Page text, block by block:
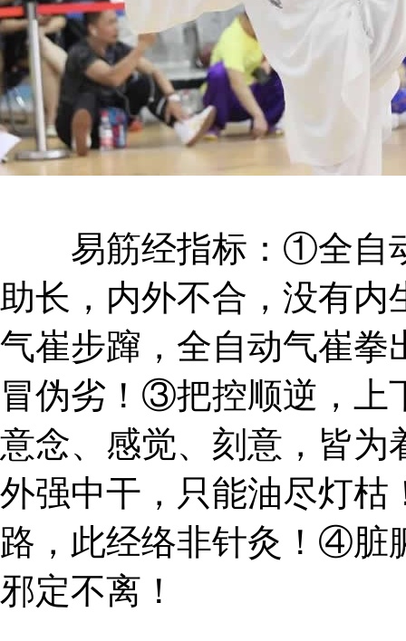
易筋经指标：①全自动
助长，内外不合，没有
气崔步蹿，全自动气崔拳
冒伪劣！③把控顺逆，上
意念、感觉、刻意，皆为
外强中干，只能油尽灯枯
路，此经络非针灸！④脏
邪定不离！